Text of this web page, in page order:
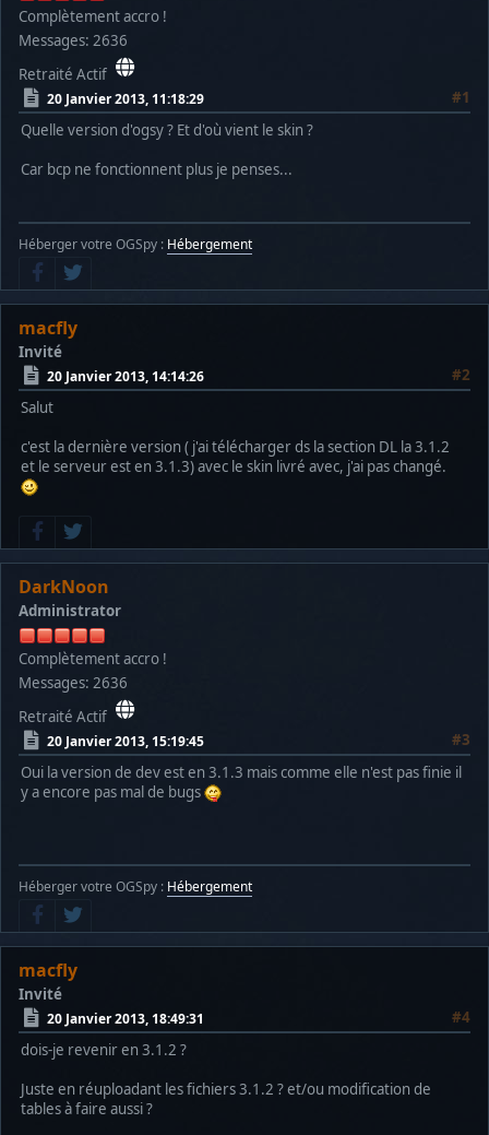
Complètement accro !
Messages: 2636
Retraité Actif
20 Janvier 2013, 11:18:29
#1
Quelle version d'ogsy ? Et d'où vient le skin ?
Car bcp ne fonctionnent plus je penses...
Héberger votre OGSpy : Hébergement
macfly
Invité
20 Janvier 2013, 14:14:26
#2
Salut
c'est la dernière version ( j'ai télécharger ds la section DL la 3.1.2
et le serveur est en 3.1.3) avec le skin livré avec, j'ai pas changé.
DarkNoon
Administrator
Complètement accro !
Messages: 2636
Retraité Actif
20 Janvier 2013, 15:19:45
#3
Oui la version de dev est en 3.1.3 mais comme elle n'est pas finie il
y a encore pas mal de bugs
Héberger votre OGSpy : Hébergement
macfly
Invité
20 Janvier 2013, 18:49:31
#4
dois-je revenir en 3.1.2 ?
Juste en réuploadant les fichiers 3.1.2 ? et/ou modification de
tables à faire aussi ?